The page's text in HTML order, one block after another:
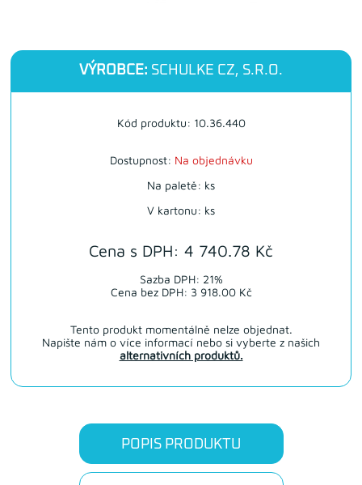
VÝROBCE: SCHULKE CZ, S.R.O.
Cena s DPH: 4 740.78 Kč
Sazba DPH: 21%
Cena bez DPH: 3 918.00 Kč
Kód produktu: 10.36.440
Dostupnost: Na objednávku
Na paletě: ks
V kartonu: ks
Tento produkt momentálně nelze objednat.
Napište nám o více informací nebo si vyberte z našich
alternativních produktů.
POPIS PRODUKTU